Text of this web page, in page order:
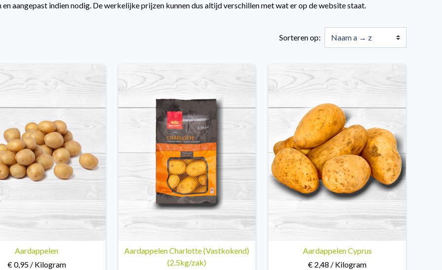
en aangepast indien nodig. De werkelijke prijzen kunnen dus altijd verschillen met wat er op de website staat.
Sorteren op:
Aardappelen
€ 0,95 / Kilogram
Aardappelen Charlotte (Vastkokend)
(2.5kg/zak)
Aardappelen Cyprus
€ 2,48 / Kilogram